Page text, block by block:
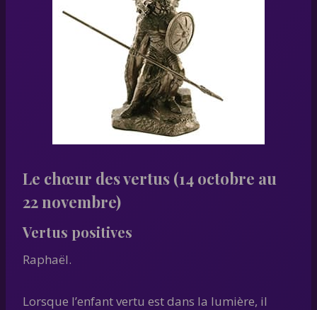
Le chœur des vertus (14 octobre au
22 novembre)
Vertus positives
Raphaël.
Lorsque l’enfant vertu est dans la lumière, il